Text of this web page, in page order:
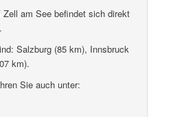
am See befindet sich direkt
Salzburg (85 km), Innsbruck
km).
Sie auch unter: